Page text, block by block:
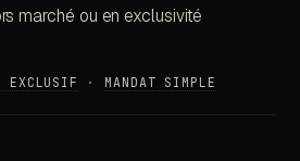
marché ou en exclusivité
EXCLUSIF · MANDAT SIMPLE